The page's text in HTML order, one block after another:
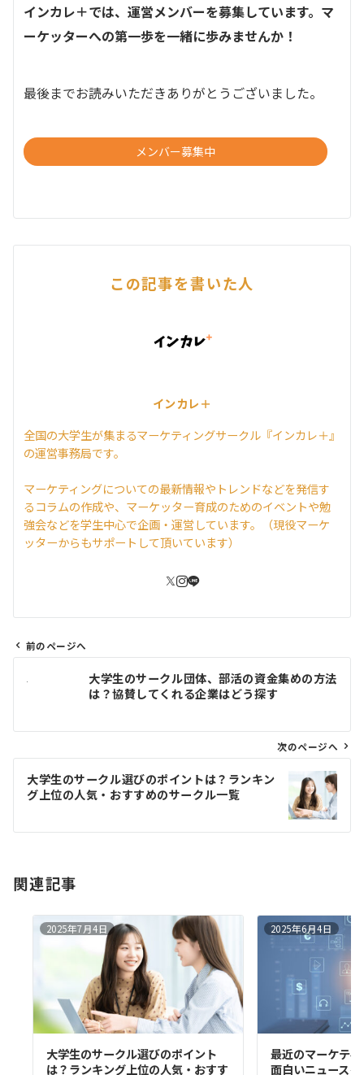
インカレ＋では、運営メンバーを募集しています。マ
ーケッターへの第一歩を一緒に歩みませんか！
最後までお読みいただきありがとうございました。
メンバー募集中
この記事を書いた人
インカレ＋
全国の大学生が集まるマーケティングサークル『インカレ＋』
の運営事務局です。
マーケティングについての最新情報やトレンドなどを発信す
るコラムの作成や、マーケッター育成のためのイベントや勉
強会などを学生中心で企画・運営しています。（現役マーケ
ッターからもサポートして頂いています）
ビ
ン
前のページへ
大学生のサークル団体、部活の資金集めの方法
は？協賛してくれる企業はどう探す
次のページへ
大学生のサークル選びのポイントは？ランキン
グ上位の人気・おすすめのサークル一覧
関連記事
2025年7月4日
大学生のサークル選びのポイント
は？ランキング上位の人気・おすす
2025年6月4日
最近のマーケテ
面白いニュース